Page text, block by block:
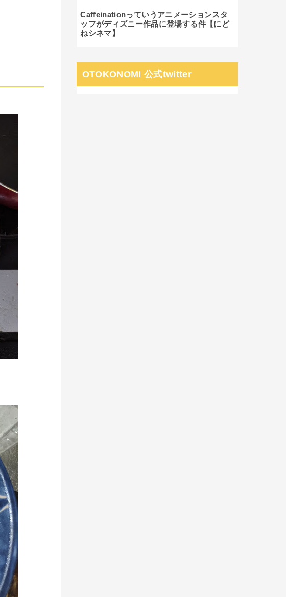
Caffeinationっていうアニメーションスタ
ッフがディズニー作品に登場する件【にど
ねシネマ】
OTOKONOMI 公式twitter